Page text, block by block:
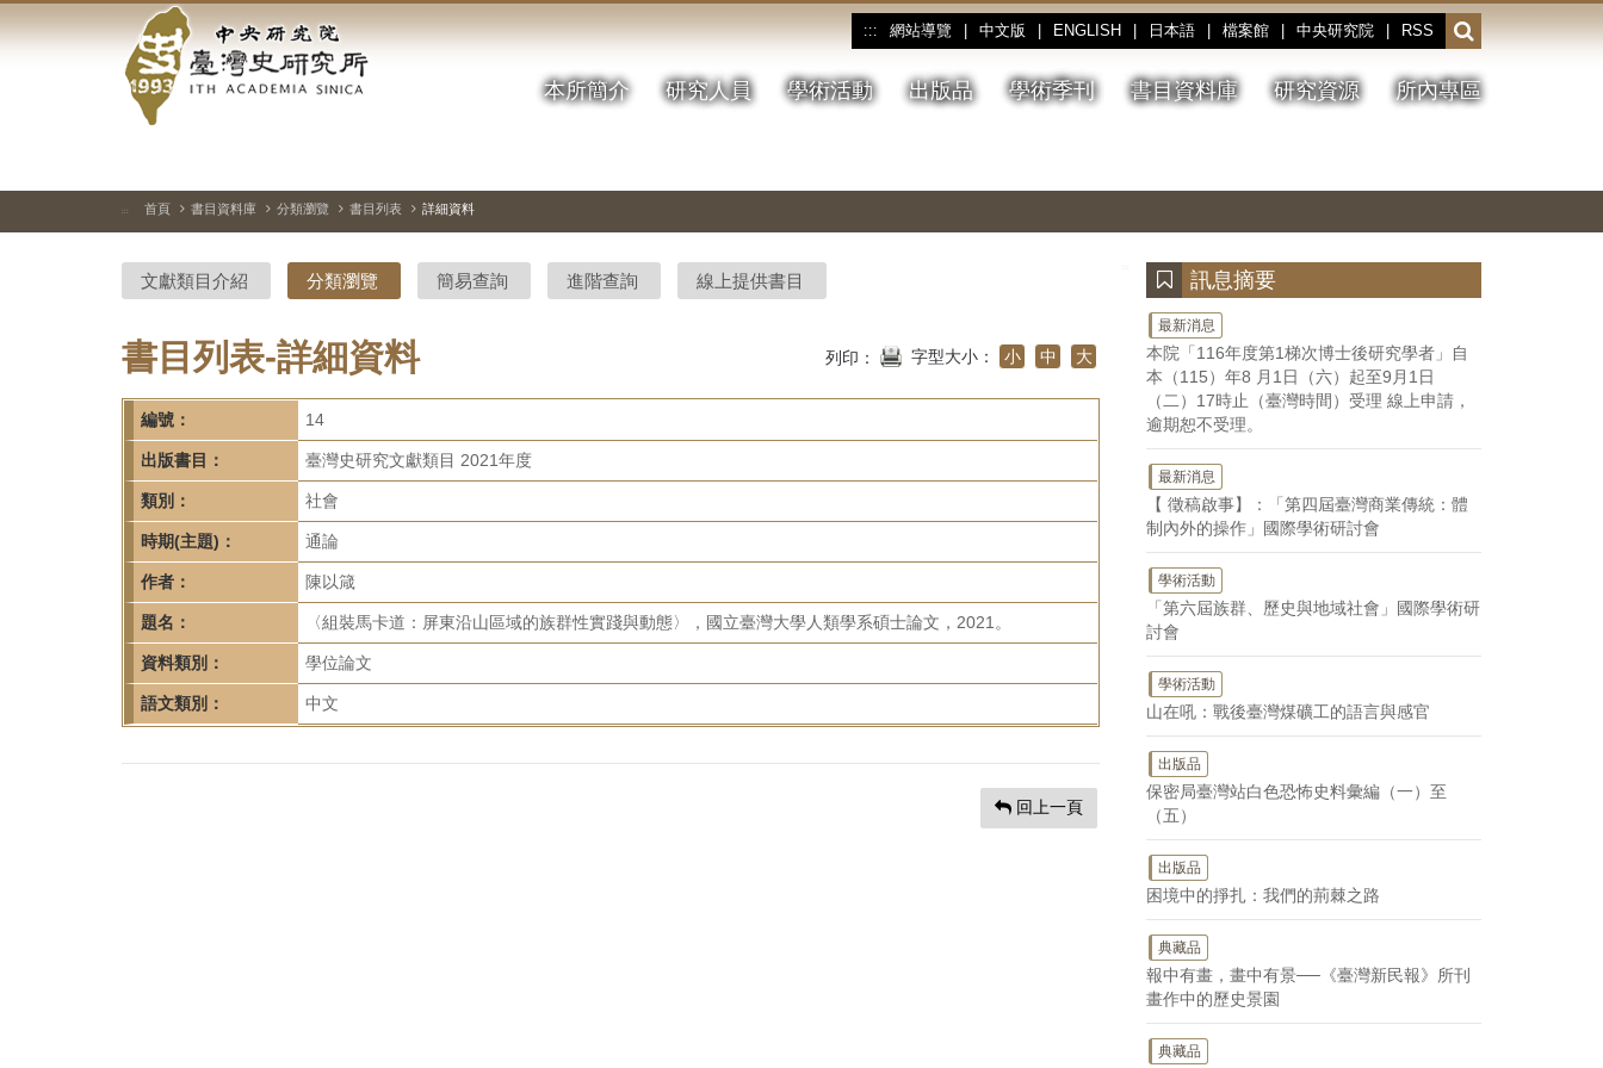
到
中
央
研
院-
臺
灣
史
研
究
所-
首
頁
::: 網站導覽 中文版 ENGLISH 日本語 檔案館 中央研究院 RSS
開
啟
或
收
本所簡介 研究人員 學術活動 出版品 學術季刊 書目資料庫 研究資源 所內專區
停、
圖
圖
結
::: 首頁 書目資料庫 分類瀏覽 書目列表 詳細資料
文獻類目介紹 分類瀏覽 簡易查詢 進階查詢 線上提供書目
書目列表-詳細資料 列印： 字型大小： 小 中 大
編號： 14
出版書目： 臺灣史研究文獻類目 2021年度
類別： 社會
時期(主題)： 通論
作者： 陳以箴
題名： 〈組裝馬卡道：屏東沿山區域的族群性實踐與動態〉，國立臺灣大學人類學系碩士論文，2021。
資料類別： 學位論文
語文類別： 中文
回上一頁
訊息摘要
最新消息
本院「116年度第1梯次博士後研究學者」自
本（115）年8 月1日（六）起至9月1日
（二）17時止（臺灣時間）受理 線上申請，
逾期恕不受理。
最新消息
【 徵稿啟事】：「第四屆臺灣商業傳統：體
制內外的操作」國際學術研討會
學術活動
「第六屆族群、歷史與地域社會」國際學術研
討會
學術活動
山在吼：戰後臺灣煤礦工的語言與感官
出版品
保密局臺灣站白色恐怖史料彙編（一）至
（五）
出版品
困境中的掙扎：我們的荊棘之路
典藏品
報中有畫，畫中有景──《臺灣新民報》所刊
畫作中的歷史景園
典藏品